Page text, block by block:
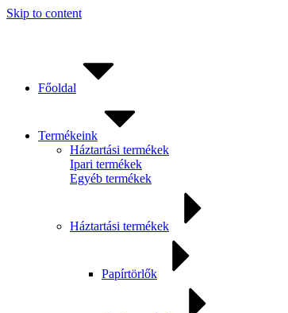
Skip to content
Főoldal
Termékeink
Háztartási termékek
Ipari termékek
Egyéb termékek
Háztartási termékek
Papírtörlők